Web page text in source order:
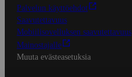
Palvelun käyttöehdot
Saavutettavuus
Mobiilisovelluksen saavutettavuus
Mainostajalle
Muuta evästeasetuksia